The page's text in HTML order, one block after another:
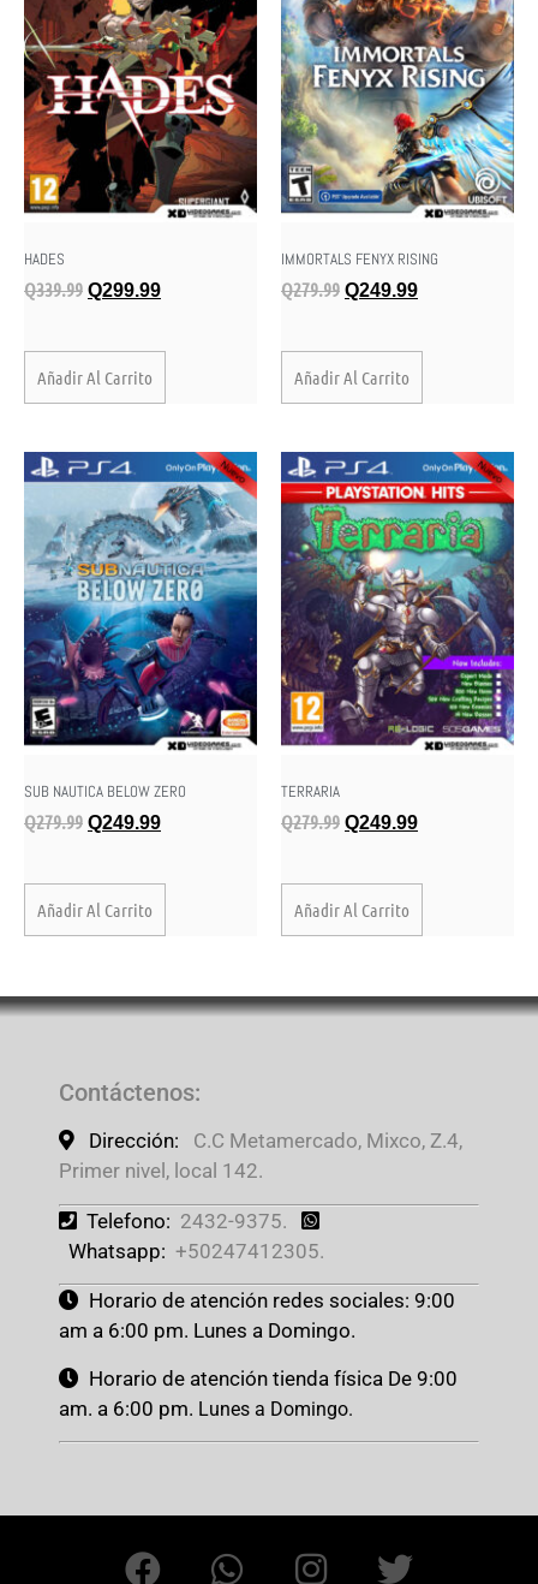
HADES
Q339.99 Q299.99
Añadir Al Carrito
IMMORTALS FENYX RISING
Q279.99 Q249.99
Añadir Al Carrito
SUB NAUTICA BELOW ZERO
Q279.99 Q249.99
Añadir Al Carrito
TERRARIA
Q279.99 Q249.99
Añadir Al Carrito
Contáctenos:
Dirección:
C.C Metamercado, Mixco, Z.4,
Primer nivel, local 142.
Telefono: 2432-9375.
Whatsapp: +50247412305.
Horario de atención redes sociales: 9:00
am a 6:00 pm. Lunes a Domingo.
Horario de atención tienda física De 9:00
am. a 6:00 pm. Lunes a Domingo.